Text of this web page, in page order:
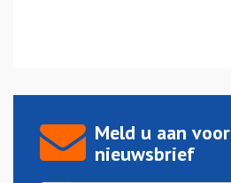
Meld u aan
nieuwsbrief